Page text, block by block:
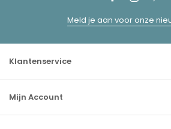
Meld je aan voor onze
Klantenservice
Mijn Account